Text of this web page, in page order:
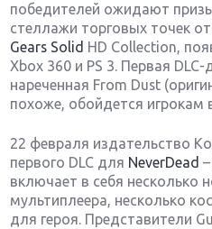
победителей ожидают
стеллажи торговых точек
Gears Solid HD Collection,
Xbox 360 и PS 3. Первая
нареченная From Dust
похоже, обойдется игрокам
22 февраля издательство
первого DLC для NeverDead
включает в себя несколько
мультиплеера, несколько
для героя. Представители